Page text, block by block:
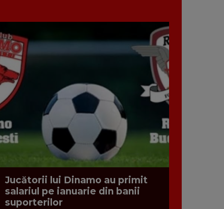
Jucătorii lui Dinamo au primit
salariul pe ianuarie din banii
suporterilor